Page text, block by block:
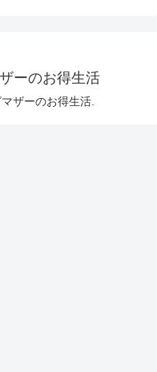
ーのお得生活
ザーのお得生活.